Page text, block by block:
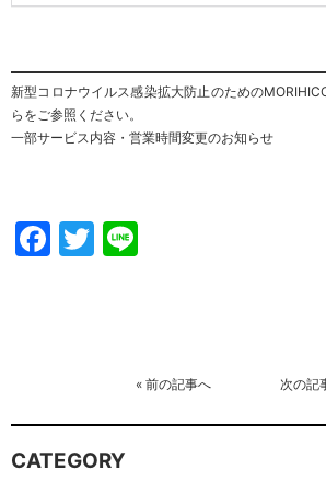
新型コロナウイルス感染拡大防止のための
らをご参照ください。
一部サービス内容・営業時間変更のお知らせ
Facebook
Twitter
« 前の記事へ 次の記
CATEGORY